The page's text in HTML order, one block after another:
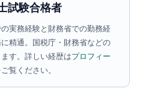
試験合格者
実務経験と財務省での勤務経
精通。国税庁・財務省などの
す。詳しい経歴はプロフィー
覧ください。